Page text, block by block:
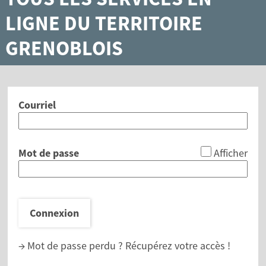
LIGNE DU TERRITOIRE
GRENOBLOIS
Courriel
Mot de passe Afficher
Connexion
→ Mot de passe perdu ? Récupérez votre accès !